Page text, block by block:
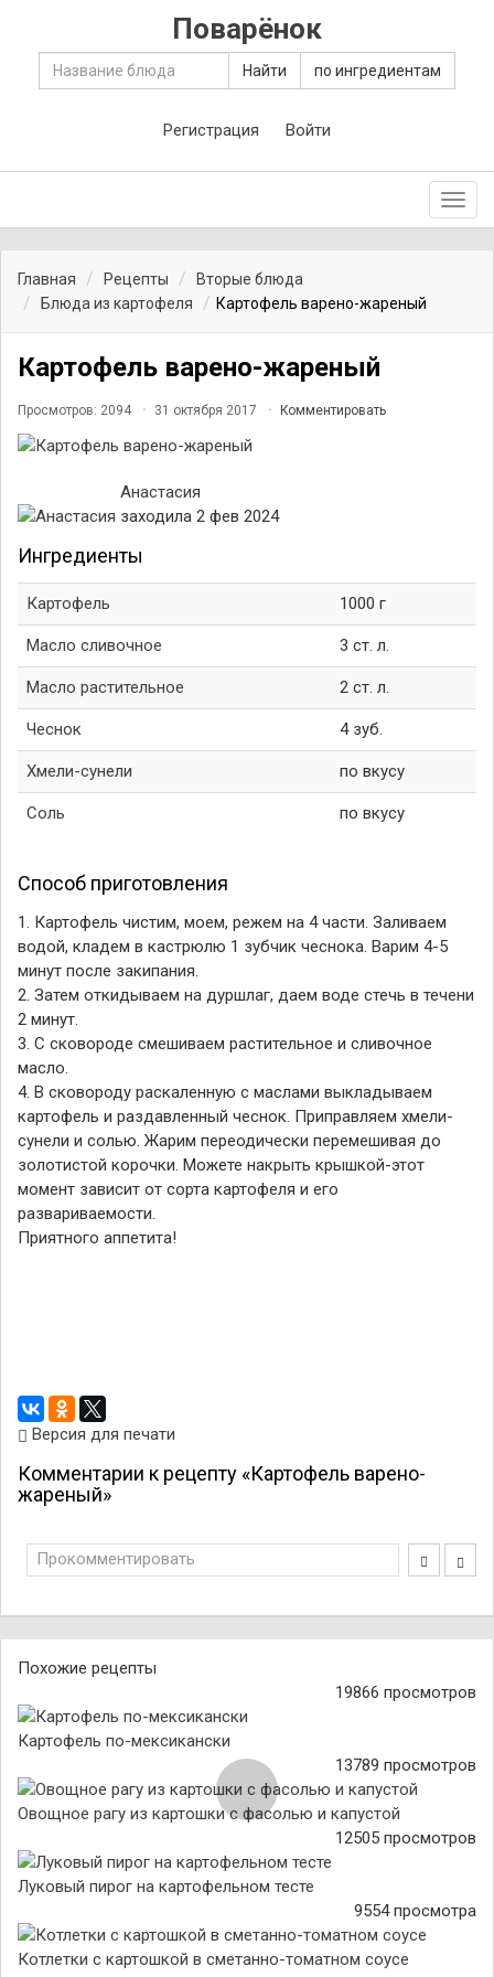
Поварёнок
Найти по ингредиентам
Регистрация Войти
Главная Рецепты
Вторые блюда
Блюда из картофеля
Картофель варено-жареный
Картофель варено-жареный
Просмотров: 2094 31 октября 2017 Комментировать
Анастасия
заходила 2 фев 2024
Ингредиенты
Картофель 1000 г
Масло сливочное 3 ст. л.
Масло растительное 2 ст. л.
Чеснок 4 зуб.
Хмели-сунели по вкусу
Соль по вкусу
Способ приготовления
1. Картофель чистим, моем, режем на 4 части. Заливаем
водой, кладем в кастрюлю 1 зубчик чеснока. Варим 4-5
минут после закипания.
2. Затем откидываем на дуршлаг, даем воде стечь в течени
2 минут.
3. С сковороде смешиваем растительное и сливочное
масло.
4. В сковороду раскаленную с маслами выкладываем
картофель и раздавленный чеснок. Приправляем хмели-
сунели и солью. Жарим переодически перемешивая до
золотистой корочки. Можете накрыть крышкой-этот
момент зависит от сорта картофеля и его
развариваемости.
Приятного аппетита!
Версия для печати
Комментарии к рецепту «Картофель варено-
жареный»
Прокомментировать
Похожие рецепты
19866 просмотров
Картофель по-мексикански
13789 просмотров
Овощное рагу из картошки с фасолью и капустой
12505 просмотров
Луковый пирог на картофельном тесте
9554 просмотра
Котлетки с картошкой в сметанно-томатном соусе